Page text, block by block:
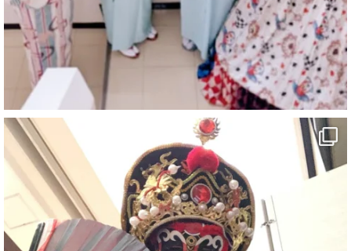
「マジシャン和歌山旅 白浜町・三段壁洞窟」
#企業公式がお疲れ様を言い合う
#旅行好きな人と繋がりたい
#一人旅
#女性マジシャン
#出張マジック
#マジシャン派遣
#イリュージョン
#和歌山県
#白浜町
#変面ショー
#イベント